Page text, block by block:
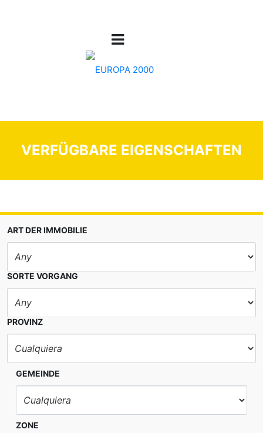
VERFÜGBARE EIGENSCHAFTEN
ART DER IMMOBILIE
SORTE VORGANG
PROVINZ
GEMEINDE
ZONE